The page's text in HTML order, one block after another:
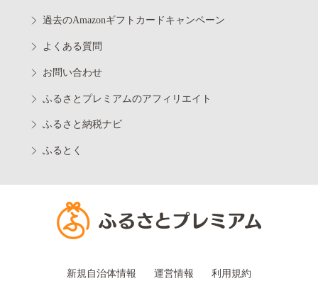
過去のAmazonギフトカードキャンペーン
よくある質問
お問い合わせ
ふるさとプレミアムのアフィリエイト
ふるさと納税ナビ
ふるとく
新規自治体情報 運営情報 利用規約